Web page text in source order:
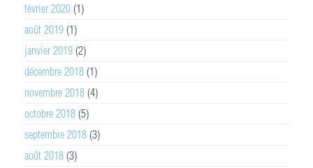
février 2020 (1)
août 2019 (1)
janvier 2019 (2)
décembre 2018 (1)
novembre 2018 (4)
octobre 2018 (5)
septembre 2018 (3)
août 2018 (3)